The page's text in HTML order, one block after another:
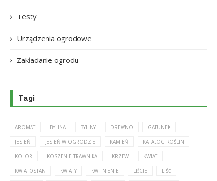
Testy
Urządzenia ogrodowe
Zakładanie ogrodu
Tagi
AROMAT BYLINA BYLINY DREWNO GATUNEK
JESIEŃ JESIEŃ W OGRODZIE KAMIEŃ KATALOG ROŚLIN
KOLOR KOSZENIE TRAWNIKA KRZEW KWIAT
KWIATOSTAN KWIATY KWITNIENIE LIŚCIE LIŚĆ